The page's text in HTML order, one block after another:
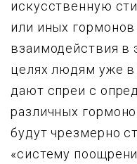
искусственную
или иных
взаимодействия в
целях людям уже
дают спреи с
различных
будут чрезмерно
«систему